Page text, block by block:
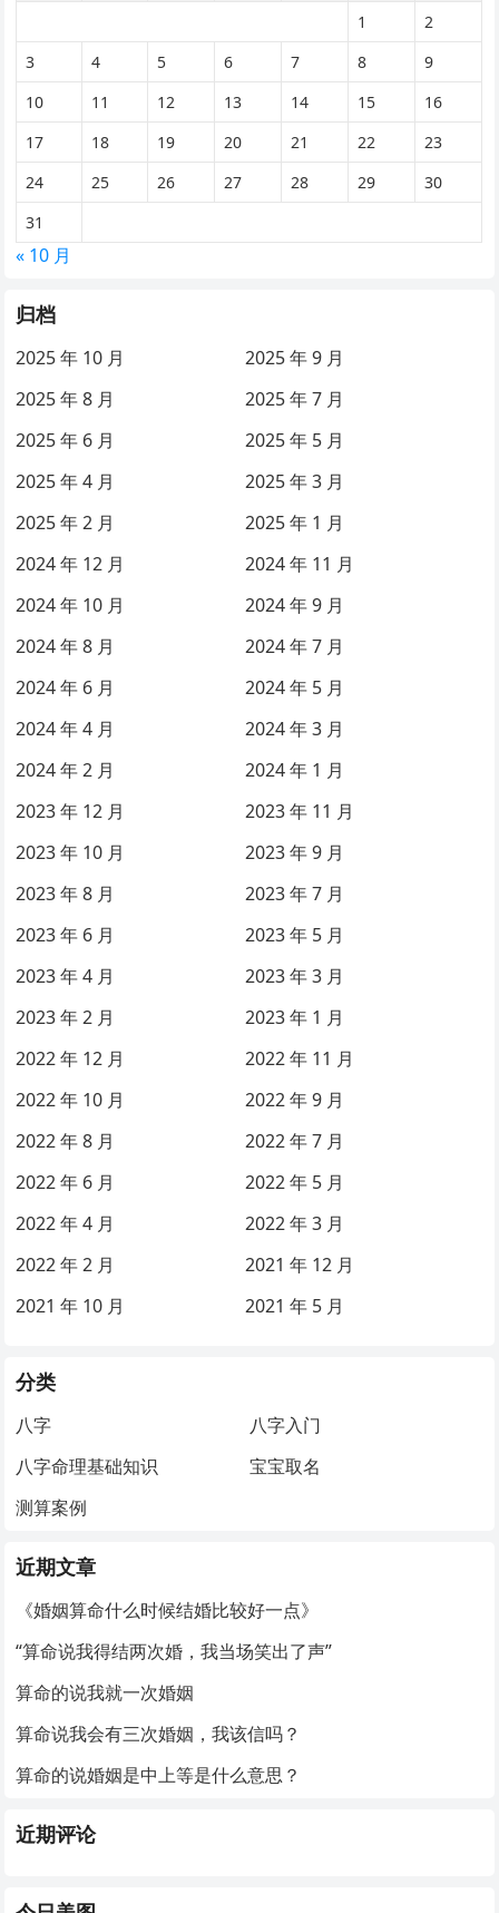
1
2
3
4 5 6 7 8
9
10
11 12 13 14 15
16
17
18 19 20 21 22
23
24
25 26 27 28 29
30
31
« 10 月
归档
2025 年 10 月
2025 年 9 月
2025 年 8 月
2025 年 7 月
2025 年 6 月
2025 年 5 月
2025 年 4 月
2025 年 3 月
2025 年 2 月
2025 年 1 月
2024 年 12 月
2024 年 11 月
2024 年 10 月
2024 年 9 月
2024 年 8 月
2024 年 7 月
2024 年 6 月
2024 年 5 月
2024 年 4 月
2024 年 3 月
2024 年 2 月
2024 年 1 月
2023 年 12 月
2023 年 11 月
2023 年 10 月
2023 年 9 月
2023 年 8 月
2023 年 7 月
2023 年 6 月
2023 年 5 月
2023 年 4 月
2023 年 3 月
2023 年 2 月
2023 年 1 月
2022 年 12 月
2022 年 11 月
2022 年 10 月
2022 年 9 月
2022 年 8 月
2022 年 7 月
2022 年 6 月
2022 年 5 月
2022 年 4 月
2022 年 3 月
2022 年 2 月
2021 年 12 月
2021 年 10 月
2021 年 5 月
分类
八字
八字入门
八字命理基础知识
宝宝取名
测算案例
近期文章
《婚姻算命什么时候结婚比较好一点》
“算命说我得结两次婚，我当场笑出了声”
算命的说我就一次婚姻
算命说我会有三次婚姻，我该信吗？
算命的说婚姻是中上等是什么意思？
近期评论